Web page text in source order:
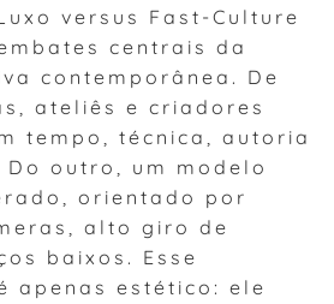
versus Fast-Culture
centrais da
contemporânea. De
ateliês e criadores
tempo, técnica, autoria
outro, um modelo
orientado por
alto giro de
baixos. Esse
apenas estético: ele